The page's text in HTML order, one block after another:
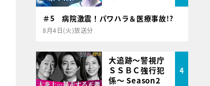
＃5 病院激震！パワハラ＆医療事故!?
8月4日(火)放送分
大追跡～警視庁
ＳＳＢＣ強行犯
係～ Season2
4